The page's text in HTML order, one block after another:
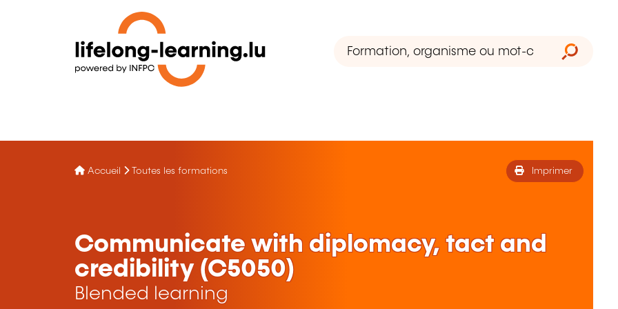
Accueil Toutes les formations Imprimer
Communicate with diplomacy, tact and
credibility (C5050)
Blended learning